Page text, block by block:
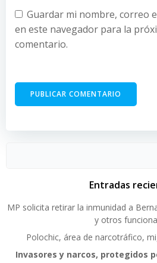
Guardar mi nombre, correo
en este navegador para la
comentario.
Entradas
MP solicita retirar la inmunidad a
y otros
Polochic, área de narcotráfico,
Invasores y narcos, protegidos